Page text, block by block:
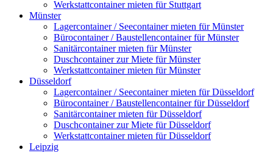
Werkstattcontainer mieten für Stuttgart
Münster
Lagercontainer / Seecontainer mieten für Münster
Bürocontainer / Baustellencontainer für Münster
Sanitärcontainer mieten für Münster
Duschcontainer zur Miete für Münster
Werkstattcontainer mieten für Münster
Düsseldorf
Lagercontainer / Seecontainer mieten für Düsseldorf
Bürocontainer / Baustellencontainer für Düsseldorf
Sanitärcontainer mieten für Düsseldorf
Duschcontainer zur Miete für Düsseldorf
Werkstattcontainer mieten für Düsseldorf
Leipzig